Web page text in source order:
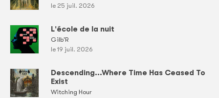
le 25 juil. 2026
L'école de la nuit
Gilb'R
le 19 juil. 2026
Descending...Where Time Has Ceased To
Exist
Witching Hour